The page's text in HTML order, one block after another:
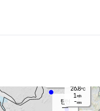
탄현
26.8℃
1 m/s
-mm